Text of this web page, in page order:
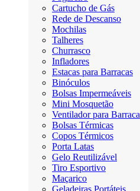
Cartucho de Gás
Rede de Descanso
Mochilas
Talheres
Churrasco
Infladores
Estacas para Barracas
Binóculos
Bolsas Impermeáveis
Mini Mosquetão
Ventilador para Barraca
Bolsas Térmicas
Copos Térmicos
Porta Latas
Gelo Reutilizável
Tiro Esportivo
Maçarico
Geladeiras Portáteis